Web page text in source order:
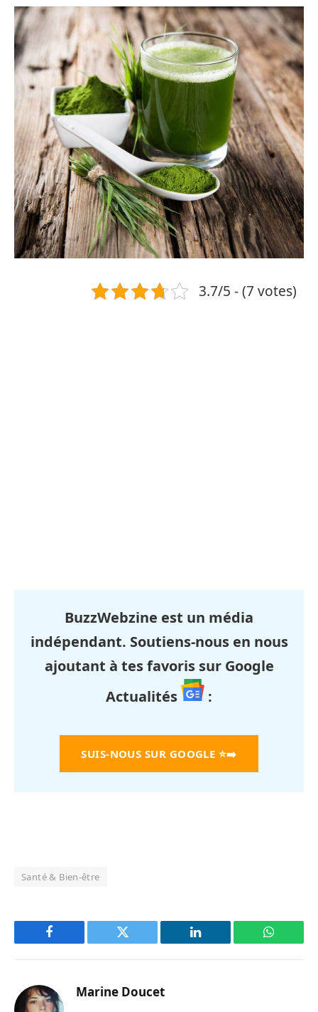
3.7/5 - (7 votes)
BuzzWebzine est un média
indépendant. Soutiens-nous en nous
ajoutant à tes favoris sur Google
Actualités
:
SUIS-NOUS SUR GOOGLE ⭐➡️
Santé & Bien-être
Facebook Twitter LinkedIn
Marine Doucet